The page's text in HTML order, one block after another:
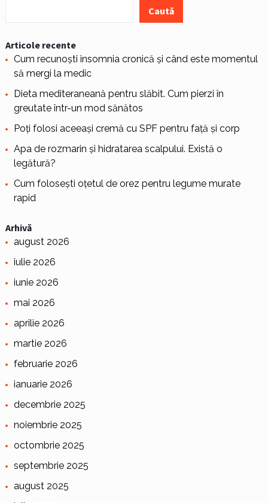
Caută
Articole recente
Cum recunoști insomnia cronică și când este momentul
să mergi la medic
Dieta mediteraneană pentru slăbit. Cum pierzi în
greutate într-un mod sănătos
Poți folosi aceeași cremă cu SPF pentru față și corp
Apa de rozmarin și hidratarea scalpului. Există o
legătură?
Cum folosești oțetul de orez pentru legume murate
rapid
Arhivă
august 2026
iulie 2026
iunie 2026
mai 2026
aprilie 2026
martie 2026
februarie 2026
ianuarie 2026
decembrie 2025
noiembrie 2025
octombrie 2025
septembrie 2025
august 2025